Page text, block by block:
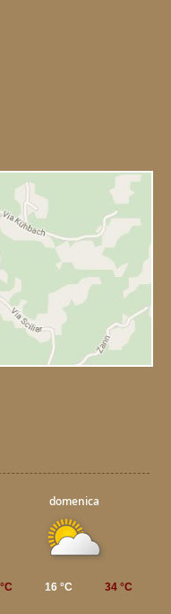
domenica
16 °C 34 °C